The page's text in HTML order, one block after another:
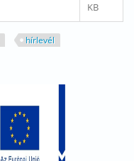
KB
hírlevél